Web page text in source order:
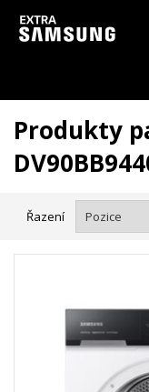
Vzhledem k aktuální
Produkty
Řazení